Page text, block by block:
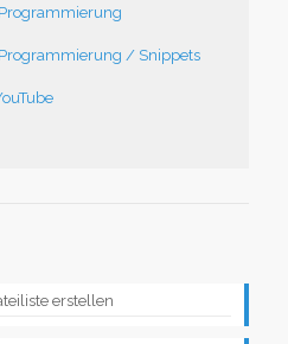
/ Snippets
erstellen